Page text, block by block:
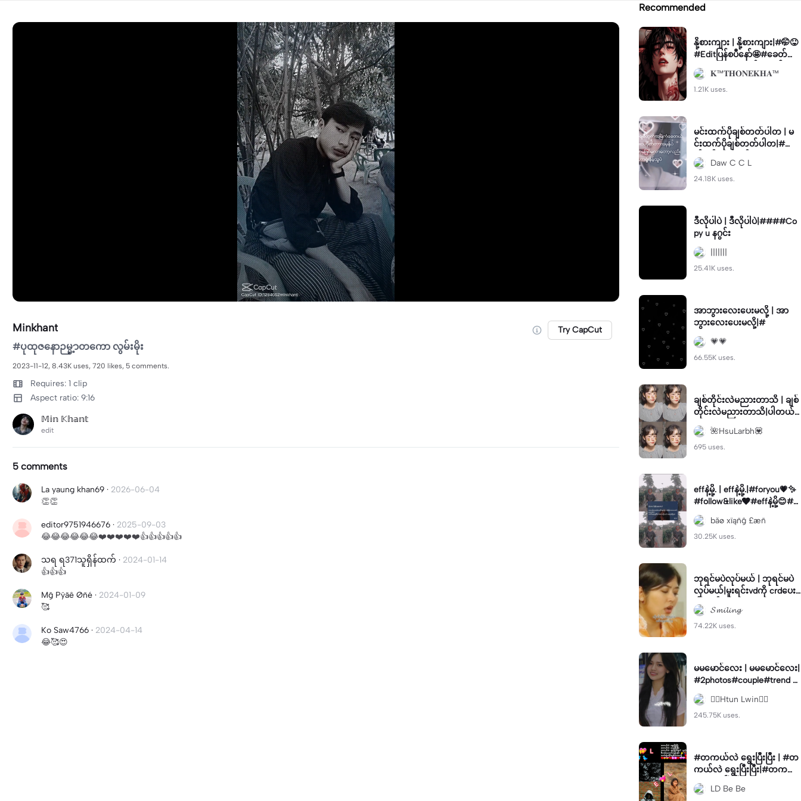
Minkhant Try CapCut
#ပုထုဇနောဉမ္မ့ာတကော လွမ်းမိုး
2023-11-12, 8.43K uses, 720 likes, 5 comments.
Requires: 1 clip
Aspect ratio: 9:16
𝕄𝕚𝕟 𝕂𝕙𝕒𝕟𝕥
edit
5 comments
La yaung khan69 · 2026-06-04
👏👏
editor9751946676 · 2025-09-03
😂😂😂😂😂😂❤️❤️❤️❤️❤️👍👍👍👍👍
သရ ရ371သူရှိန်ထက် · 2024-01-14
👍👍👍
Mĝ Pÿãê Øñé · 2024-01-09
🥰
Ko Saw4766 · 2024-04-14
😂🥰😍
Recommended
နို့စားကျား | နို့စားကျား|#🤭😝
#Editပြန်စပီနော်🤩#ခေတ်စား
နေတာလေး#မှုရင်းCrdပါ🤗🤫
𝐊™𝐓𝐇𝐎𝐍𝐄𝐊𝐇𝐀™
1.21K uses.
မင်းထက်ပိုချစ်တတ်ပါတ | မ
င်းထက်ပိုချစ်တတ်ပါတ|#ရော
က်ချင်ရာရောက်ကွာ#fourscr
een#Daw C C L
24.18K uses.
ဒီလိုပါပဲ | ဒီလိုပါပဲ|####Co
py u နဂွင်း
25.41K uses.
အာဘွားလေးပေးမလို့ | အာ
ဘွားလေးပေးမလို့|#
💗💗
66.55K uses.
ချစ်တိုင်းလဲမညားတာသိ | ချစ်
တိုင်းလဲမညားတာသိ|ပါတယ်#
thurain2395#yizhang2395
🌺HsuLarbh💟
695 uses.
effနဲ့မို့. | effနဲ့မို့.|#foryou💗✨
#follow&like❤#effနဲ့မို့😊#
☺✌🏻💖
băø xïąñĝ £æñ
30.25K uses.
ဘုရင်မပဲလုပ်မယ် | ဘုရင်မပဲ
လုပ်မယ်|မူးရင်းvdကို crdပေး
ပါတယ်
𝓢𝓶𝓲𝓵𝓲𝓷𝓰
74.22K uses.
မမမောင်လေး | မမမောင်လေး|
#2photos#couple#trend #
trend#viral#foryou
❤️‍🔥Htun Lwin❤️‍🔥
245.75K uses.
#တကယ်လဲ ရွေးပြီးပြီး | #တ
ကယ်လဲ ရွေးပြီးပြီး|#တကယ်
လဲ တွေးပြီးပြိး #LDBeBe
LD Be Be